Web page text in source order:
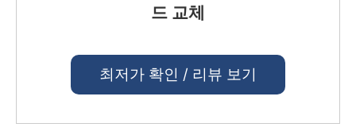
드 교체
최저가 확인 / 리뷰 보기